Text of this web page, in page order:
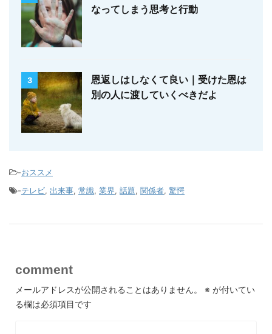
なってしまう思考と行動
3
恩返しはしなくて良い｜受けた恩は
別の人に渡していくべきだよ
-おススメ
-テレビ, 出来事, 常識, 業界, 話題, 関係者, 驚愕
comment
メールアドレスが公開されることはありません。 ※ が付いてい
る欄は必須項目です